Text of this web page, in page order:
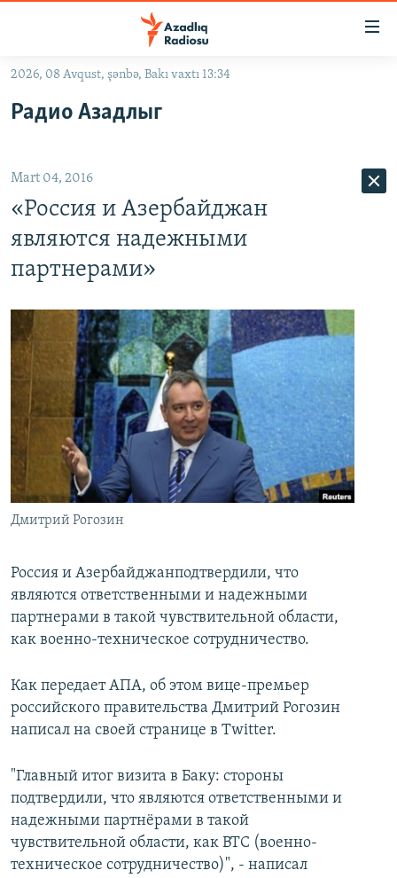
Əsas
qayıt
qayıt
Axtarışa
#İZAHLA
ARAŞDIRMA
MULTIMEDIA
FOTOQALEREYA
İNFOQRAFIKA
KARIKATURA
RADIO ARXIV
OXU ZALI
AZƏRBAYCAN ƏDƏBIYYATI KITABXANASI
İSLAM VƏ DEMOKRATIYA
İZ - MƏDƏNIYYƏT PROQRAMI
HAQQIMIZDA
MISSIYAMIZ
PEŞƏ ETIKASI VƏ JURNALISTIKA STANDARTLARIMIZ
MATERIALLARIMIZDAN ISTIFADƏ
XƏBƏR BÜLLETENLƏRIMIZ
BIZI IZLƏ
RFE/RL-in bütün saytları
2026, 08 Avqust, şənbə, Bakı vaxtı 13:34
Радио Азадлыг
Mart 04, 2016
«Россия и Азербайджан
являются надежными
партнерами»
Дмитрий Рогозин
Россия и Азербайджанподтвердили, что
являются ответственными и надежными
партнeрами в такой чувствительной области,
как военно-техническое сотрудничество.
Как передает АПА, об этом вице-премьер
российского правительства Дмитрий Рогозин
написал на своей странице в Twitter.
"Главный итог визита в Баку: стороны
подтвердили, что являются ответственными и
надежными партнёрами в такой
чувствительной области, как ВТС (военно-
техническое сотрудничество)", - написал